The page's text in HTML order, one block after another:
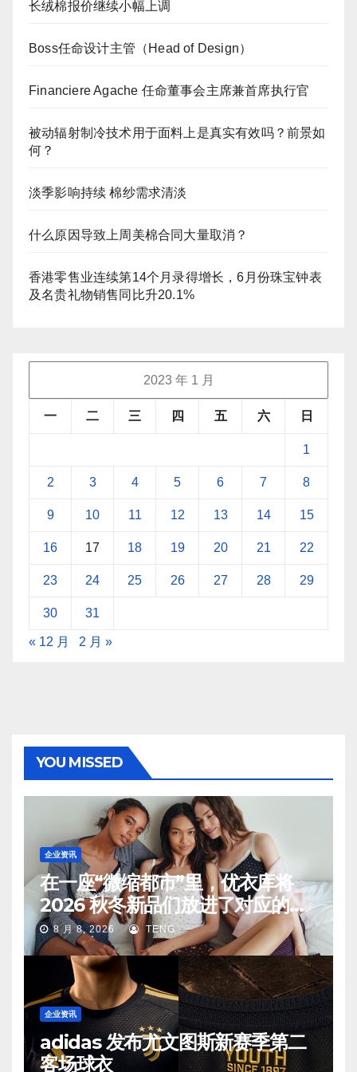
长绒棉报价继续小幅上调
Boss任命设计主管（Head of Design）
Financiere Agache 任命董事会主席兼首席执行官
被动辐射制冷技术用于面料上是真实有效吗？前景如
何？
淡季影响持续 棉纱需求清淡
什么原因导致上周美棉合同大量取消？
香港零售业连续第14个月录得增长，6月份珠宝钟表
及名贵礼物销售同比升20.1%
2023 年 1 月
一 二 三 四 五 六 日
1
2 3 4 5 6 7 8
9 10 11 12 13 14 15
16 17 18 19 20 21 22
23 24 25 26 27 28 29
30 31
« 12 月 2 月 »
YOU MISSED
企业资讯
在一座“微缩都市”里，优衣库将
2026 秋冬新品们放进了对应的生
活场景中
8 月 8, 2026 TENG
企业资讯
adidas 发布尤文图斯新赛季第二
客场球衣